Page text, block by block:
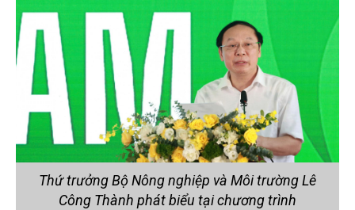
Thứ trưởng Bộ Nông nghiệp và Môi trường Lê
Công Thành phát biểu tại chương trình